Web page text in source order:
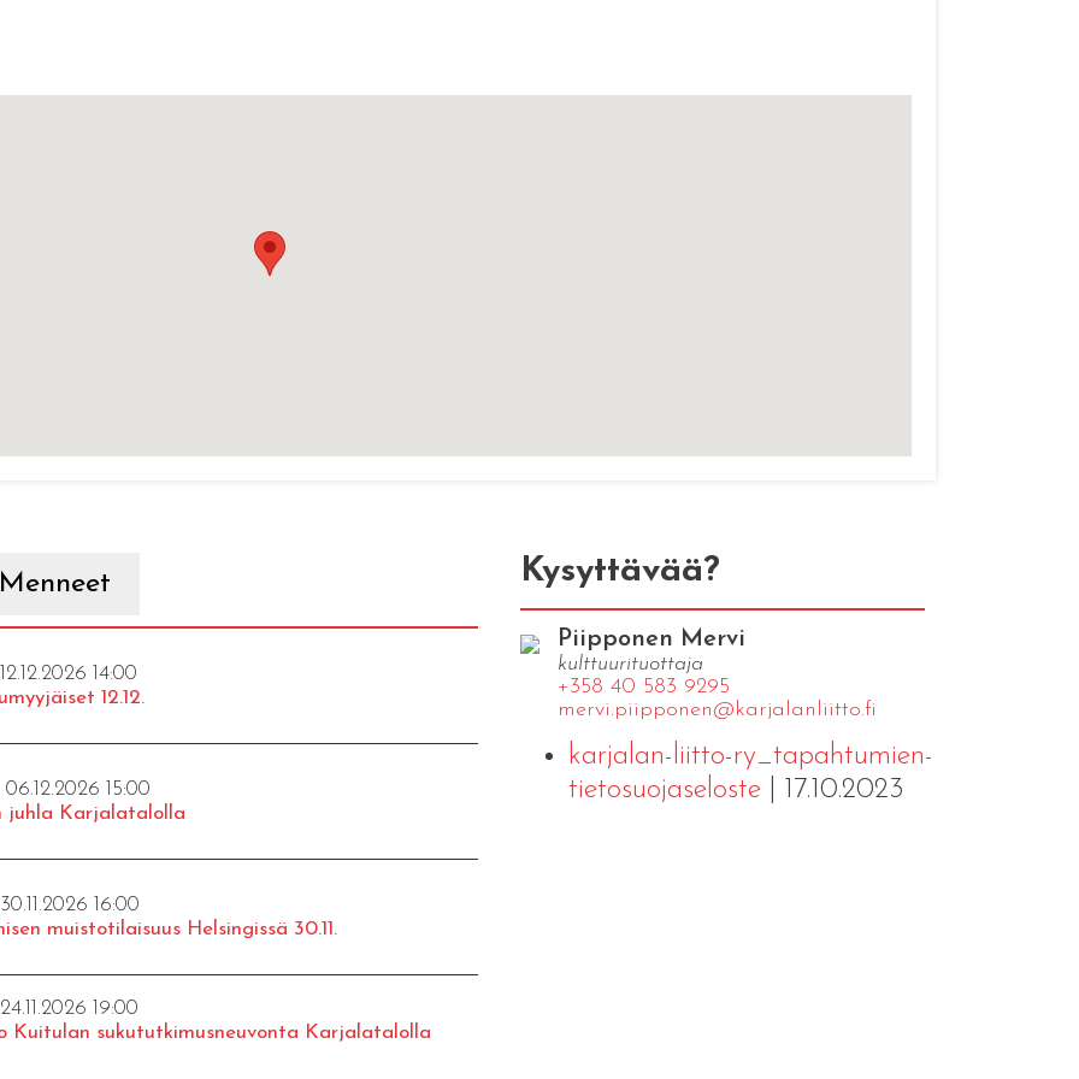
Menneet
14:00
12.12.
15:00
juhla Karjalatalolla
16:00
muistotilaisuus Helsingissä 30.11.
19:00
Kuitulan sukututkimusneuvonta Karjalatalolla
Kysyttävää?
Piipponen Mervi
kulttuurituottaja
+358 40 583 9295
mervi.​piipponen@​kar​jala​nlii​tto.​fi
karjalan-liitto-ry_tapahtumien-
tietosuojaseloste| 17.10.2023